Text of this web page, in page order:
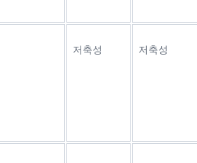
저축성 저축성